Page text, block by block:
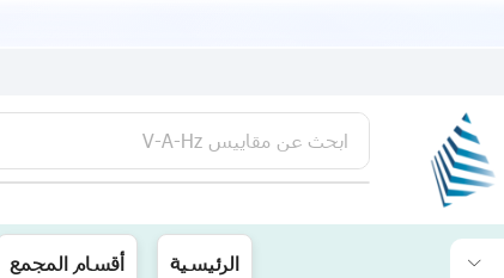
ابحث عن مقاييس V-A-Hz
يتوفر لدينا توصيل الى جميع محافظات العراق
الرئيسية أقسام المجمع